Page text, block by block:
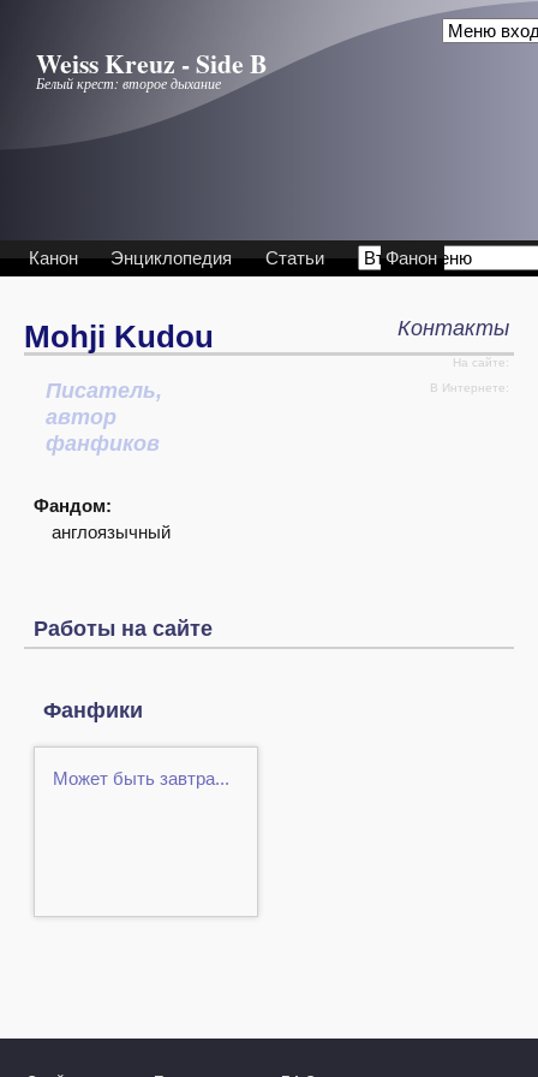
Weiss Kreuz - Side B
Белый крест: второе дыхание
Канон Энциклопедия Статьи Фанон
Mohji Kudou
Писатель,
автор
фанфиков
Фандом:
англоязычный
Контакты
На сайте:
В Интернете:
Работы на сайте
Фанфики
Может быть завтра...